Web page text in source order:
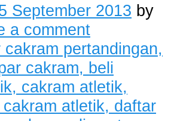
September 2013 by
a comment